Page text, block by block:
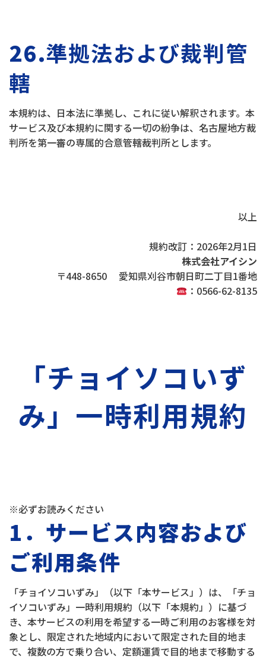
26.準拠法および裁判管
轄
本規約は、日本法に準拠し、これに従い解釈されます。本
サービス及び本規約に関する一切の紛争は、名古屋地方裁
判所を第一審の専属的合意管轄裁判所とします。
以上
規約改訂：2026年2月1日
株式会社アイシン
〒448-8650 愛知県刈谷市朝日町二丁目1番地
：0566-62-8135
「チョイソコいず
み」一時利用規約
※必ずお読みください
1．サービス内容および
ご利用条件
「チョイソコいずみ」（以下「本サービス」）は、「チョ
イソコいずみ」一時利用規約（以下「本規約」）に基づ
き、本サービスの利用を希望する一時ご利用のお客様を対
象とし、限定された地域内において限定された目的地ま
で、複数の方で乗り合い、定額運賃で目的地まで移動する